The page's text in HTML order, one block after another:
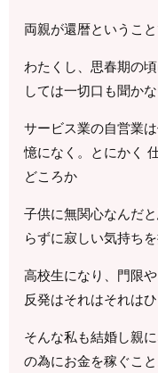
両親が還暦というこ
わたくし、思春期の
しては一切口も聞か
サービス業の自営業
憶になく。とにかく
どころか
子供に無関心なんだ
らずに寂しい気持ち
高校生になり、門限
反発はそれはそれは
そんな私も結婚し親
の為にお金を稼ぐこと